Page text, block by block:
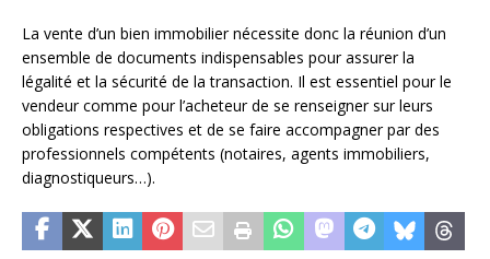
La vente d’un bien immobilier nécessite donc la réunion d’un
ensemble de documents indispensables pour assurer la
légalité et la sécurité de la transaction. Il est essentiel pour le
vendeur comme pour l’acheteur de se renseigner sur leurs
obligations respectives et de se faire accompagner par des
professionnels compétents (notaires, agents immobiliers,
diagnostiqueurs…).